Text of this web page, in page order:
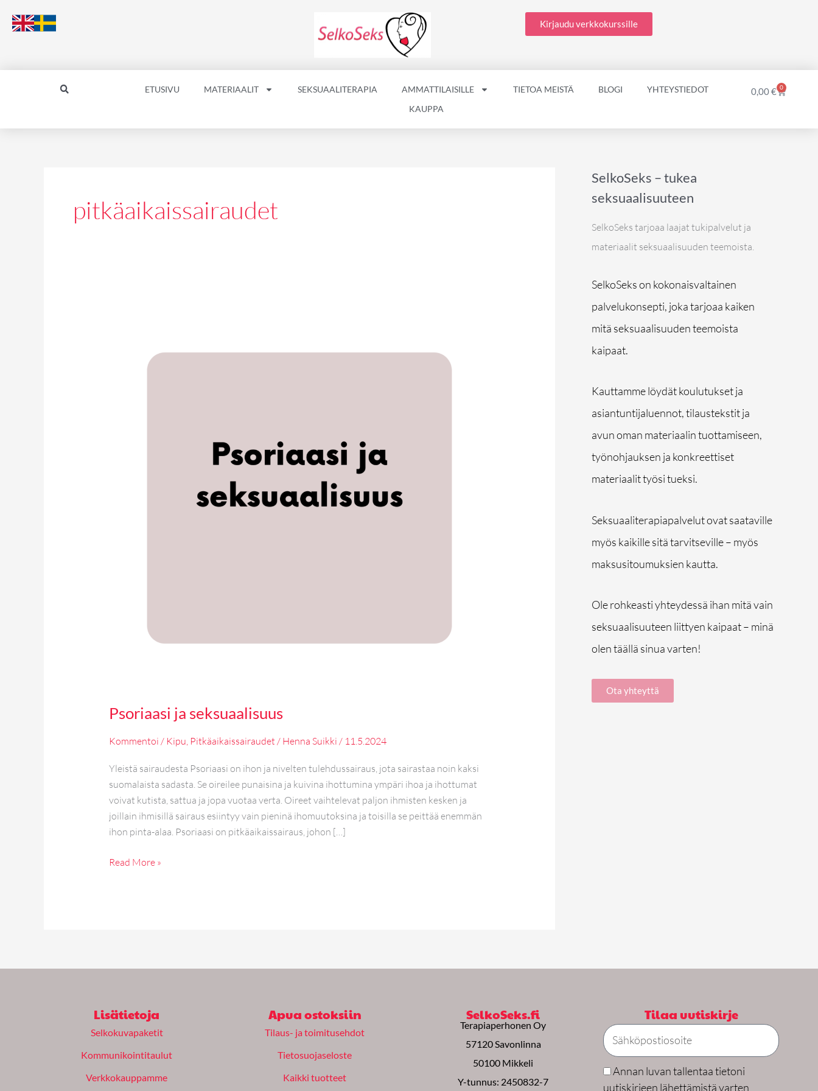
sisältöön
Kirjaudu verkkokurssille
ETUSIVU MATERIAALIT SEKSUAALITERAPIA AMMATTILAISILLE TIETOA MEISTÄ BLOGI
YHTEYSTIEDOT
KAUPPA
0,00€ 0
Cart
pitkäaikaissairaudet
Psoriaasi ja seksuaalisuus
Kommentoi / Kipu, Pitkäaikaissairaudet / Henna Suikki / 11.5.2024
Yleistä sairaudesta Psoriaasi on ihon ja nivelten tulehdussairaus, jota sairastaa noin kaksi
suomalaista sadasta. Se oireilee punaisina ja kuivina ihottumina ympäri ihoa ja ihottumat
voivat kutista, sattua ja jopa vuotaa verta. Oireet vaihtelevat paljon ihmisten kesken ja
joillain ihmisillä sairaus esiintyy vain pieninä ihomuutoksina ja toisilla se peittää enemmän
ihon pinta-alaa. Psoriaasi on pitkäaikaissairaus, johon […]
Read More »
SelkoSeks – tukea
seksuaalisuuteen
SelkoSeks tarjoaa laajat tukipalvelut ja
materiaalit seksuaalisuuden teemoista.
SelkoSeks on kokonaisvaltainen
palvelukonsepti, joka tarjoaa kaiken
mitä seksuaalisuuden teemoista
kaipaat.
Kauttamme löydät koulutukset ja
asiantuntijaluennot, tilaustekstit ja
avun oman materiaalin tuottamiseen,
työnohjauksen ja konkreettiset
materiaalit työsi tueksi.
Seksuaaliterapiapalvelut ovat saataville
myös kaikille sitä tarvitseville – myös
maksusitoumuksien kautta.
Ole rohkeasti yhteydessä ihan mitä vain
seksuaalisuuteen liittyen kaipaat – minä
olen täällä sinua varten!
Ota yhteyttä
Lisätietoja
Selkokuvapaketit
Kommunikointitaulut
Verkkokauppamme
Apua ostoksiin
Tilaus- ja toimitusehdot
Tietosuojaseloste
Kaikki tuotteet
SelkoSeks.fi
Terapiaperhonen Oy
57120 Savonlinna
50100 Mikkeli
Y-tunnus: 2450832-7
Tilaa uutiskirje
Sähköpostiosoite
Annan luvan tallentaa tietoni
uutiskirjeen lähettämistä varten